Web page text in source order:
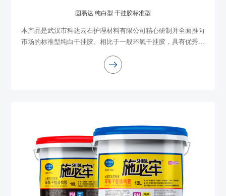
固易达 纯白型 干挂胶标准型
本产品是武汉市科达云石护理材料有限公司精心研制并全面推向
市场的标准型纯白干挂胶。相比于一般环氧干挂胶，具有优秀的
白色，固化完全无腐蚀，安全可靠，...